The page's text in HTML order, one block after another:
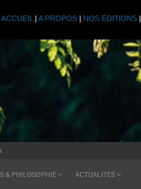
ACCUEIL | A PROPOS| NOS ÉDITIONS|
& PHILOSOPHIE ACTUALITES